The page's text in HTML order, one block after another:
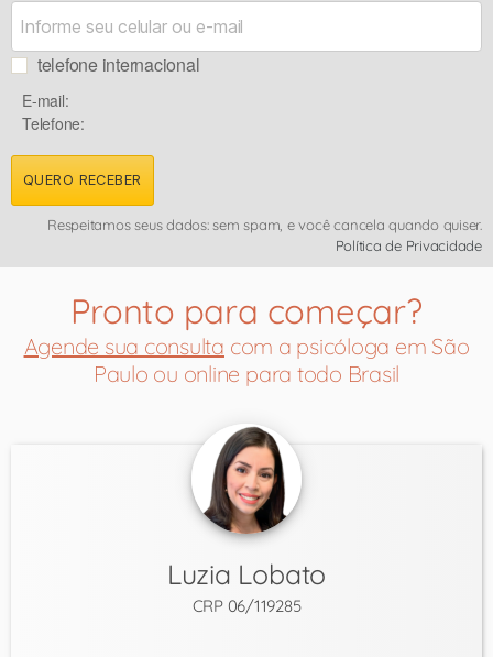
telefone internacional
E-mail:
Telefone:
QUERO RECEBER
Respeitamos seus dados: sem spam, e você cancela quando quiser.
Política de Privacidade
Pronto para começar?
Agende sua consulta com a psicóloga em São
Paulo ou online para todo Brasil
Luzia Lobato
CRP 06/119285